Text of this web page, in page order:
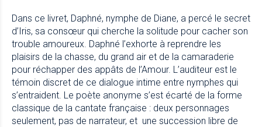
Dans ce livret, Daphné, nymphe de Diane, a percé le secret
d’Iris, sa consœur qui cherche la solitude pour cacher son
trouble amoureux. Daphné l’exhorte à reprendre les
plaisirs de la chasse, du grand air et de la camaraderie
pour réchapper des appâts de l’Amour. L’auditeur est le
témoin discret de ce dialogue intime entre nymphes qui
s’entraident. Le poète anonyme s’est écarté de la forme
classique de la cantate française : deux personnages
seulement, pas de narrateur, et une succession libre de